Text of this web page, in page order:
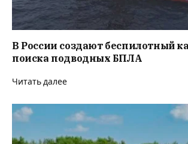
В России создают беспилотный
поиска подводных БПЛА
Читать далее